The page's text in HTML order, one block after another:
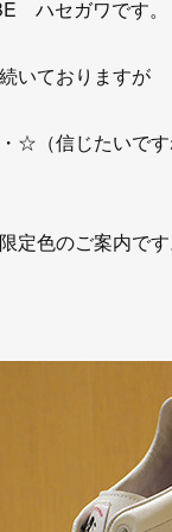
ハセガワです。
いておりますが
☆（信じたいで
定色のご案内で